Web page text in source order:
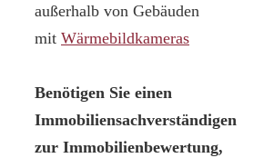
außerhalb von Gebäuden
mit Wärmebildkameras
Benötigen Sie einen
Immobiliensachverständigen
zur Immobilienbewertung,